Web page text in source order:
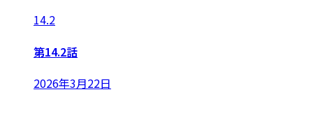
14.2
第14.2話
2026年3月22日